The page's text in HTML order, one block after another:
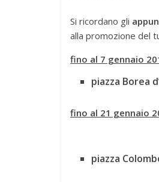
Si ricordano gli
alla promozione del
fino al 7 gennaio
piazza Borea
fino al 21 gennaio
piazza